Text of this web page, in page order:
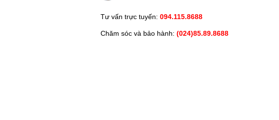
Tư vấn trực tuyến: 094.115.8688
Chăm sóc và bảo hành: (024)85.89.8688